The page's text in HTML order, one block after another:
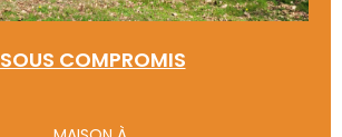
SOUS COMPROMIS